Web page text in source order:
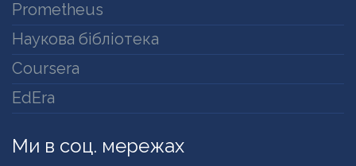
Prometheus
Наукова бібліотека
Coursera
EdEra
Ми в соц. мережах